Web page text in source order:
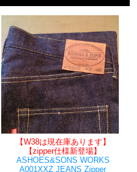
【W38は現在庫あります】
【zipper仕様新登場】
ASHOES&SONS WORKS
A001XXZ JEANS Zipper